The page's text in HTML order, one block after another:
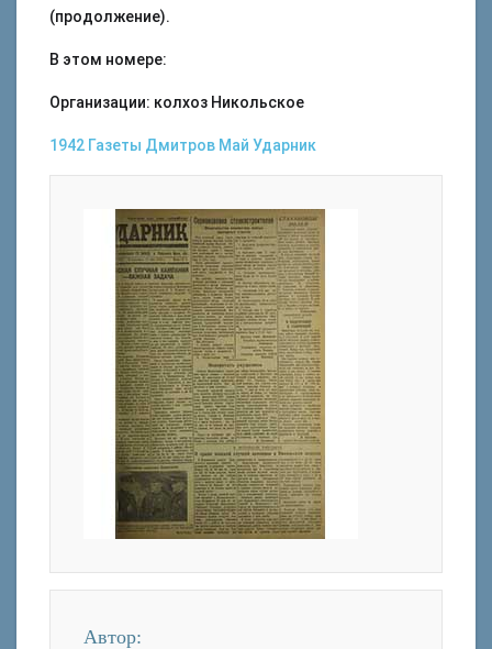
(продолжение).
В этом номере:
Организации: колхоз Никольское
1942 Газеты Дмитров Май Ударник
Автор: